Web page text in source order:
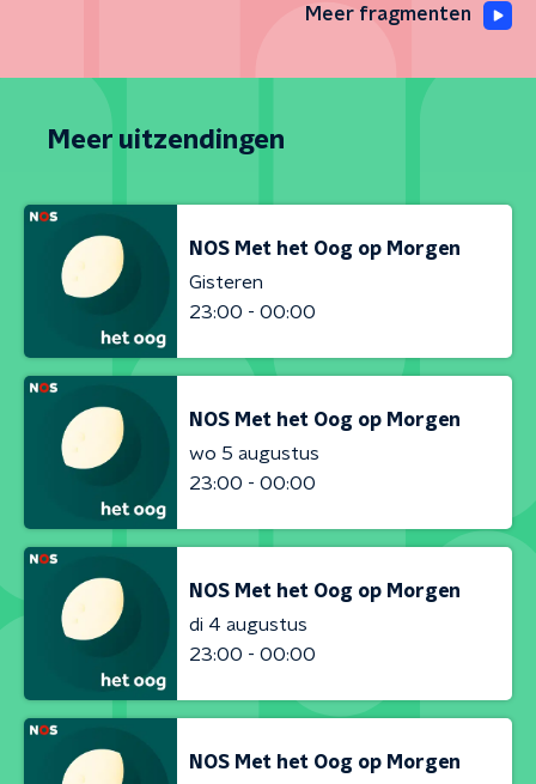
Meer fragmenten
Meer uitzendingen
NOS Met het Oog op Morgen
Gisteren
23:00 - 00:00
NOS Met het Oog op Morgen
wo 5 augustus
23:00 - 00:00
NOS Met het Oog op Morgen
di 4 augustus
23:00 - 00:00
NOS Met het Oog op Morgen